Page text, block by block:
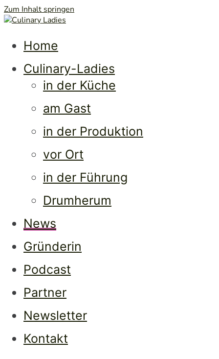
Zum Inhalt springen
Home
Culinary-Ladies
in der Küche
am Gast
in der Produktion
vor Ort
in der Führung
Drumherum
News
Gründerin
Podcast
Partner
Newsletter
Kontakt